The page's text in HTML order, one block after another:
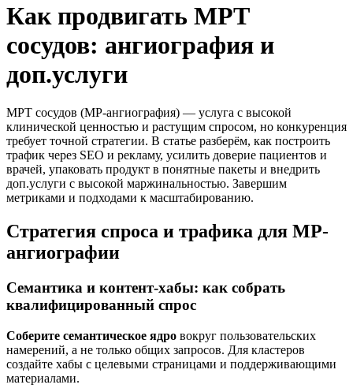
Как продвигать МРТ
сосудов: ангиография и
доп.услуги
МРТ сосудов (МР-ангиография) — услуга с высокой
клинической ценностью и растущим спросом, но конкуренция
требует точной стратегии. В статье разберём, как построить
трафик через SEO и рекламу, усилить доверие пациентов и
врачей, упаковать продукт в понятные пакеты и внедрить
доп.услуги с высокой маржинальностью. Завершим
метриками и подходами к масштабированию.
Стратегия спроса и трафика для МР-
ангиографии
Семантика и контент-хабы: как собрать
квалифицированный спрос
Соберите семантическое ядро вокруг пользовательских
намерений, а не только общих запросов. Для кластеров
создайте хабы с целевыми страницами и поддерживающими
материалами.